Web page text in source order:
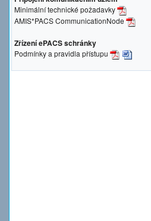
Minimální technické požadavky
AMIS*PACS CommunicationNode
Zřízení ePACS schránky
Podmínky a pravidla přístupu